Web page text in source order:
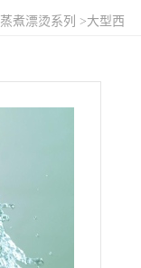
蒸煮漂烫系列 >大型西